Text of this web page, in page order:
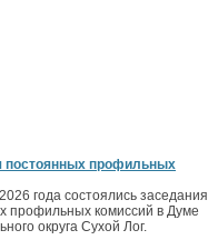
постоянных профильных
года состоялись заседания
профильных комиссий в Думе
округа Сухой Лог.